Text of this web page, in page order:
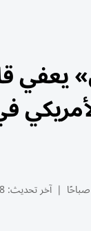
يعفي
| آخر تحديث:8 أغسطس 12:11 2026